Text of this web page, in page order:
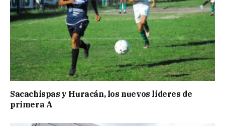
Sacachispas y Huracán, los nuevos líderes de
primera A